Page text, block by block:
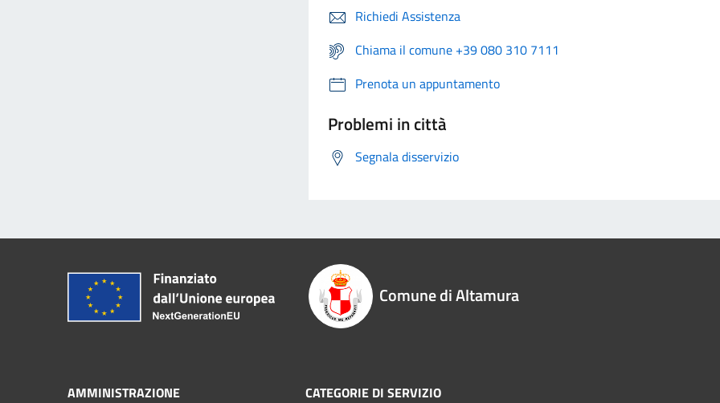
Richiedi Assistenza
Chiama il comune +39 080 310 7111
Prenota un appuntamento
Problemi in città
Segnala disservizio
Comune di Altamura
AMMINISTRAZIONE CATEGORIE DI SERVIZIO